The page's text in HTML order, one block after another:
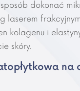
dokonać
laserem
kolagenu i
skóry.
na